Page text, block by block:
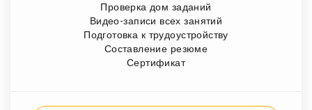
Проверка дом заданий
Видео-записи всех занятий
Подготовка к трудоустройству
Составление резюме
Сертификат